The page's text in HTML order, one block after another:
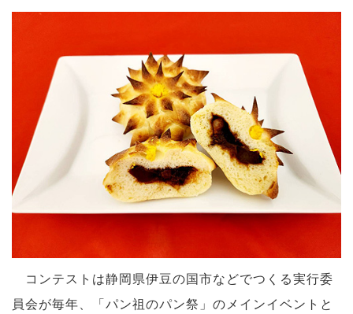
コンテストは静岡県伊豆の国市などでつくる実行委
員会が毎年、「パン祖のパン祭」のメインイベントと